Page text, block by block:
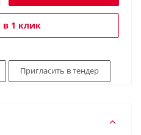
в 1 клик
Пригласить в тендер